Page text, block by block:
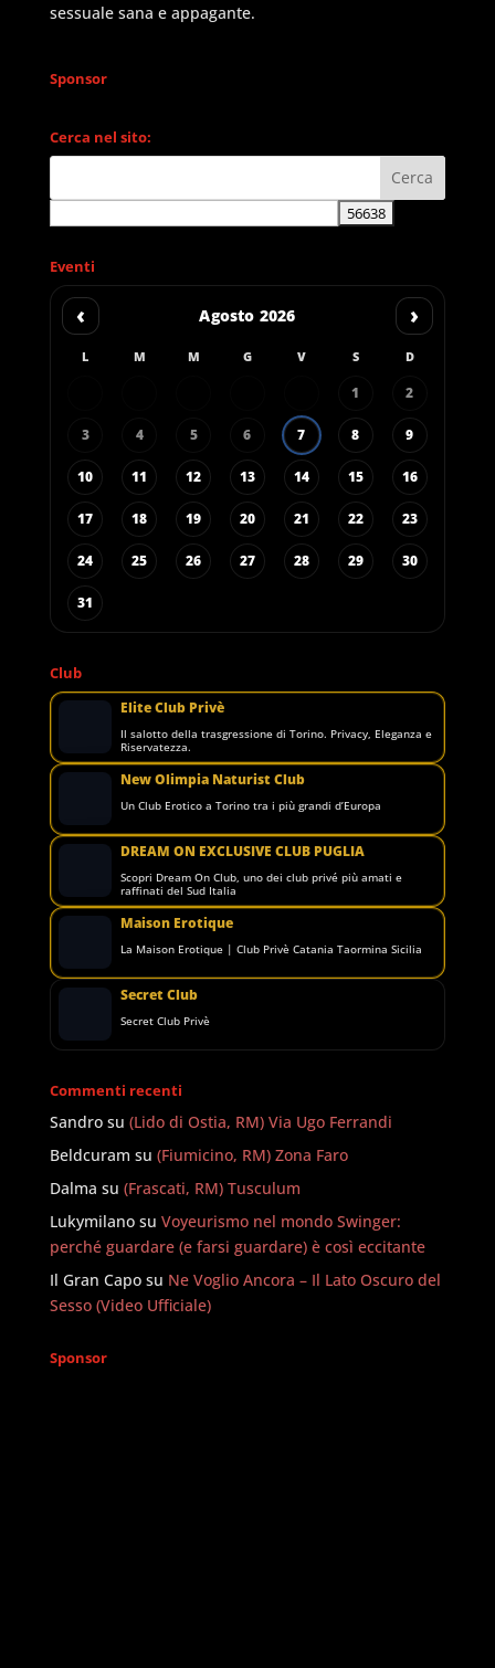
sessuale sana e appagante.
Sponsor
Cerca nel sito:
Eventi
‹ Agosto 2026 ›
L M M G V S D
1 2
3 4 5 6 7 8 9
10 11 12 13 14 15 16
17 18 19 20 21 22 23
24 25 26 27 28 29 30
31
Club
Elite Club Privè
Il salotto della trasgressione di Torino. Privacy, Eleganza e
Riservatezza.
New Olimpia Naturist Club
Un Club Erotico a Torino tra i più grandi d’Europa
DREAM ON EXCLUSIVE CLUB PUGLIA
Scopri Dream On Club, uno dei club privé più amati e
raffinati del Sud Italia
Maison Erotique
La Maison Erotique | Club Privè Catania Taormina Sicilia
Secret Club
Secret Club Privè
Commenti recenti
Sandrosu (Lido di Ostia, RM) Via Ugo Ferrandi
Beldcuram su (Fiumicino, RM) Zona Faro
Dalma su (Frascati, RM) Tusculum
Lukymilanosu Voyeurismo nel mondo Swinger:
perché guardare (e farsi guardare) è così eccitante
Il Gran Caposu Ne Voglio Ancora – Il Lato Oscuro del
Sesso (Video Ufficiale)
Sponsor